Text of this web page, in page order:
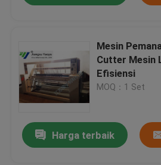
Mesin
Cutter Mesin
Efisiensi
MOQ：1 Set
Harga terbaik